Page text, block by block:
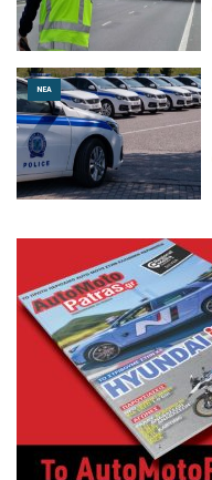
ΝΈΑ